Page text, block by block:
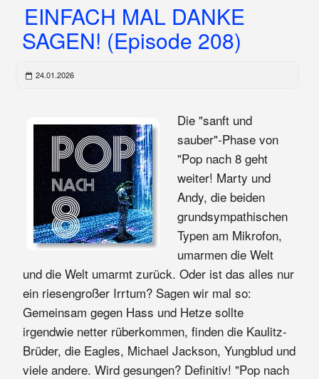
EINFACH MAL DANKE
SAGEN! (Episode 208)
24.01.2026
Die "sanft und
sauber"-Phase von
"Pop nach 8 geht
weiter! Marty und
Andy, die beiden
grundsympathischen
Typen am Mikrofon,
umarmen die Welt
und die Welt umarmt zurück. Oder ist das alles nur
ein riesengroßer Irrtum? Sagen wir mal so:
Gemeinsam gegen Hass und Hetze sollte
irgendwie netter rüberkommen, finden die Kaulitz-
Brüder, die Eagles, Michael Jackson, Yungblud und
viele andere. Wird gesungen? Definitiv! "Pop nach